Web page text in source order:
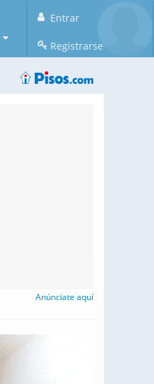
Entrar
Registrarse
Anúnciate aquí